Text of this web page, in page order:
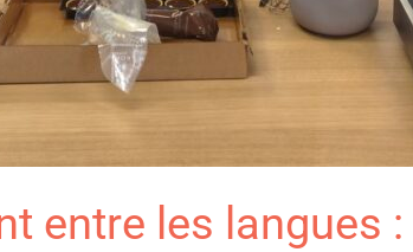
entre les langues